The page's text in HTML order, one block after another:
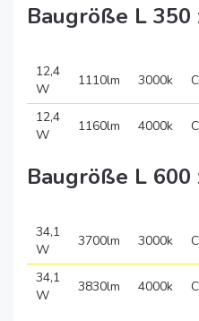
Baugröße L 350
12,4
W
1110lm 3000k
12,4
W
1160lm 4000k
Baugröße L 600
34,1
W
3700lm 3000k
34,1
W
3830lm 4000k